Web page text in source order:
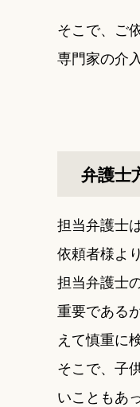
そこで、ご
専門家の介
弁護士
担当弁護士
依頼者様よ
担当弁護士
重要である
えて慎重に
そこで、子
いこともあ